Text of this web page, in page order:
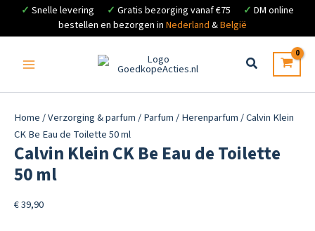
✓ Snelle levering ✓ Gratis bezorging vanaf €75 ✓ DM online
bestellen en bezorgen in Nederland &België
inhoud
Home/Verzorging & parfum/Parfum/Herenparfum/ Calvin Klein
CK Be Eau de Toilette 50 ml
Calvin Klein CK Be Eau de Toilette
50 ml
€39,90